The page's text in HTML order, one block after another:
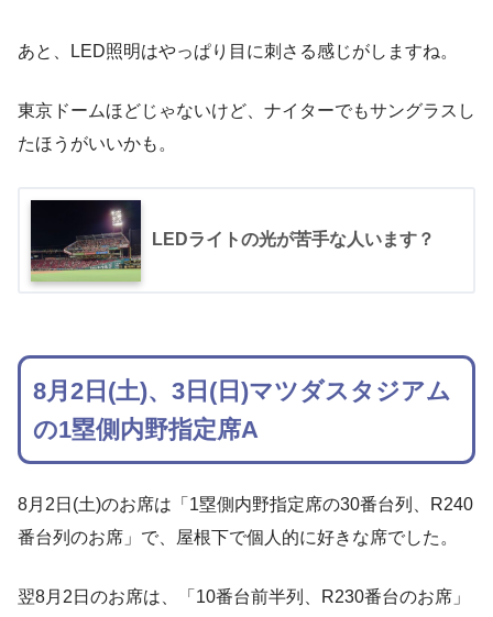
あと、LED照明はやっぱり目に刺さる感じがしますね。
東京ドームほどじゃないけど、ナイターでもサングラスし
たほうがいいかも。
LEDライトの光が苦手な人います？
8月2日(土)、3日(日)マツダスタジアム
の1塁側内野指定席A
8月2日(土)のお席は「1塁側内野指定席の30番台列、R240
番台列のお席」で、屋根下で個人的に好きな席でした。
翌8月2日のお席は、「10番台前半列、R230番台のお席」